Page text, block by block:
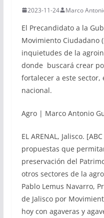
2023-11-24 Marco
El Precandidato a la
Movimiento Ciudadano
inquietudes de la
donde buscará crear
fortalecer a este sector,
nacional.
Agro | Marco Antonio
EL ARENAL, Jalisco.
propuestas que
preservación del
otros sectores de la
Pablo Lemus Navarro,
de Jalisco por
hoy con agaveras y